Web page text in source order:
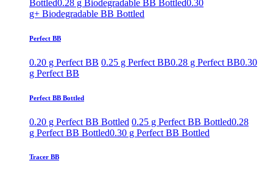
Bottled0.28 g Biodegradable BB Bottled0.30
g+ Biodegradable BB Bottled
Perfect BB
0.20 g Perfect BB 0.25 g Perfect BB0.28 g Perfect BB0.30
g Perfect BB
Perfect BB Bottled
0.20 g Perfect BB Bottled 0.25 g Perfect BB Bottled0.28
g Perfect BB Bottled0.30 g Perfect BB Bottled
Tracer BB